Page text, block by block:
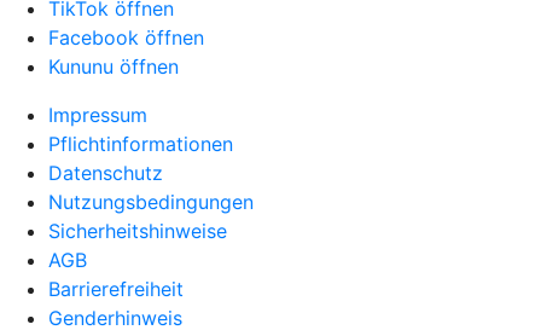
TikTok öffnen
Facebook öffnen
Kununu öffnen
Impressum
Pflichtinformationen
Datenschutz
Nutzungsbedingungen
Sicherheitshinweise
AGB
Barrierefreiheit
Genderhinweis